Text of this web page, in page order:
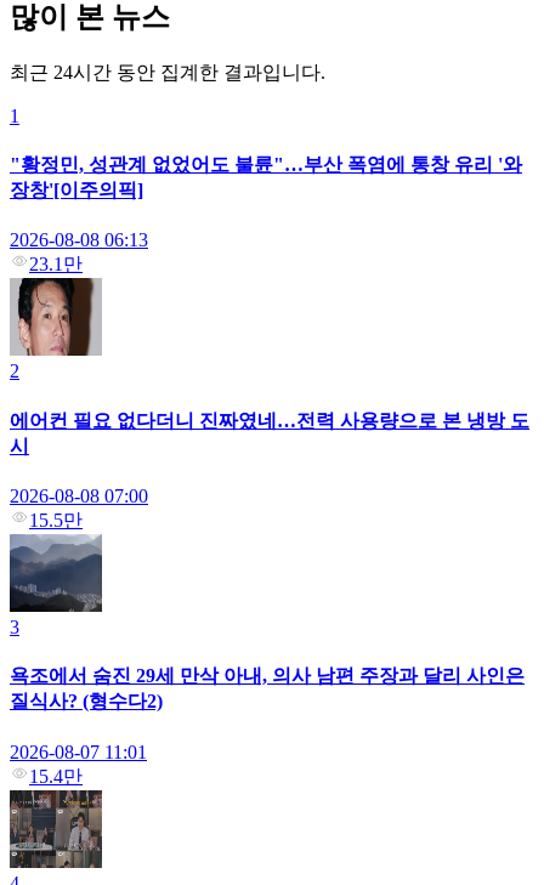
많이 본 뉴스
최근 24시간 동안 집계한 결과입니다.
1
"황정민, 성관계 없었어도 불륜"…부산 폭염에 통창 유리 '와
장창'[이주의픽]
2026-08-08 06:13
23.1만
2
에어컨 필요 없다더니 진짜였네…전력 사용량으로 본 냉방 도
시
2026-08-08 07:00
15.5만
3
욕조에서 숨진 29세 만삭 아내, 의사 남편 주장과 달리 사인은
질식사? (형수다2)
2026-08-07 11:01
15.4만